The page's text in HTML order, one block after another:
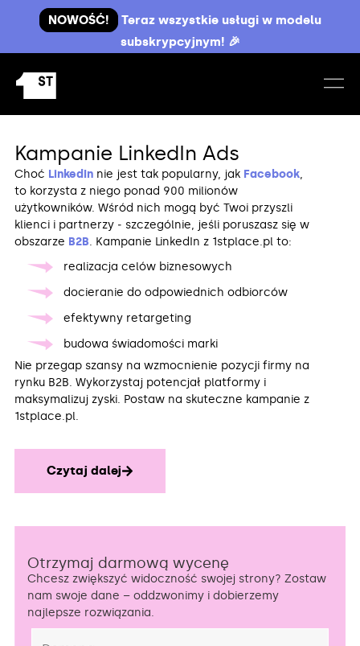
NOWOŚĆ!
Teraz wszystkie usługi w modelu
subskrypcyjnym! 🎉
Kampanie LinkedIn Ads
Choć LinkedInnie jest tak popularny, jak Facebook,
to korzysta z niego ponad 900 milionów
użytkowników. Wśród nich mogą być Twoi przyszli
klienci i partnerzy ‒ szczególnie, jeśli poruszasz się w
obszarze B2B. Kampanie LinkedIn z 1stplace.pl to:
realizacja celów biznesowych
docieranie do odpowiednich odbiorców
efektywny retargeting
budowa świadomości marki
Nie przegap szansy na wzmocnienie pozycji firmy na
rynku B2B. Wykorzystaj potencjał platformy i
maksymalizuj zyski. Postaw na skuteczne kampanie z
1stplace.pl.
Czytaj dalej
Otrzymaj darmową wycenę
Chcesz zwiększyć widoczność swojej strony? Zostaw
nam swoje dane – oddzwonimy i dobierzemy
najlepsze rozwiązania.